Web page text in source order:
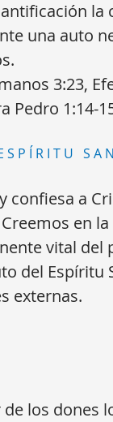
la
una auto
3:23,
Pedro 1:14-
confiesa a
en
vital del
del Espíritu
externas.
los dones